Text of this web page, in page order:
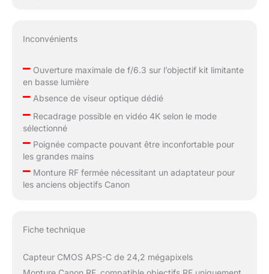
Inconvénients
–Ouverture maximale de f/6.3 sur l’objectif kit limitante
en basse lumière
–Absence de viseur optique dédié
–Recadrage possible en vidéo 4K selon le mode
sélectionné
–Poignée compacte pouvant être inconfortable pour
les grandes mains
–Monture RF fermée nécessitant un adaptateur pour
les anciens objectifs Canon
Fiche technique
Capteur CMOS APS-C de 24,2 mégapixels